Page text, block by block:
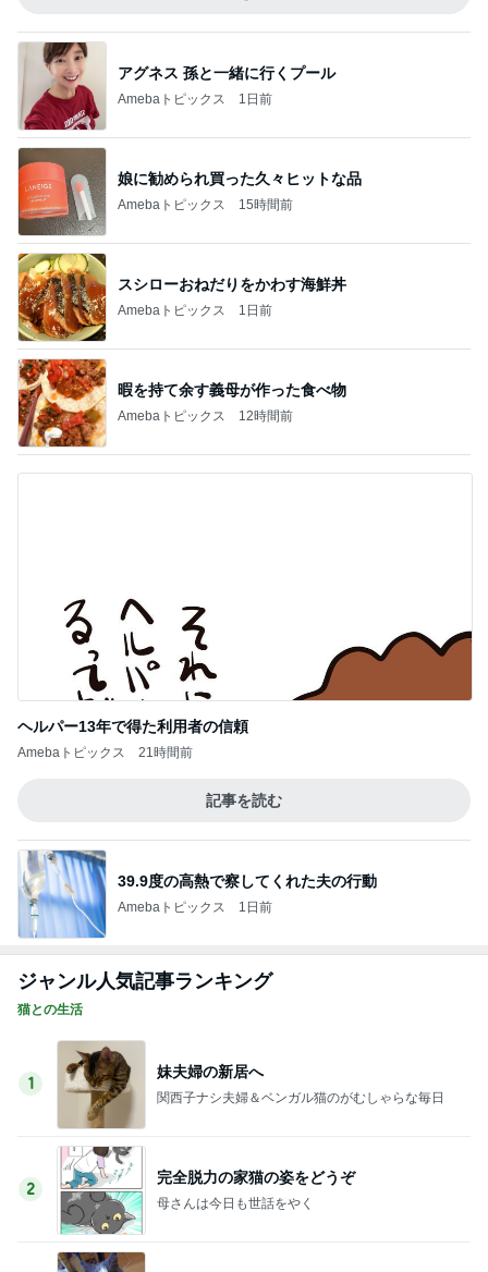
アグネス 孫と一緒に行くプール
Amebaトピックス 1日前
娘に勧められ買った久々ヒットな品
Amebaトピックス 15時間前
スシローおねだりをかわす海鮮丼
Amebaトピックス 1日前
暇を持て余す義母が作った食べ物
Amebaトピックス 12時間前
ヘルパー13年で得た利用者の信頼
Amebaトピックス 21時間前
記事を読む
39.9度の高熱で察してくれた夫の行動
Amebaトピックス 1日前
ジャンル人気記事ランキング
猫との生活
1
妹夫婦の新居へ
関西子ナシ夫婦＆ベンガル猫のがむしゃらな毎日
2
完全脱力の家猫の姿をどうぞ
母さんは今日も世話をやく